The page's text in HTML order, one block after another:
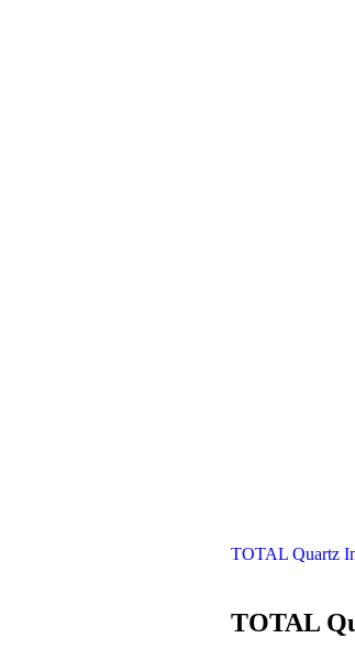
TOTAL Quartz
TOTAL